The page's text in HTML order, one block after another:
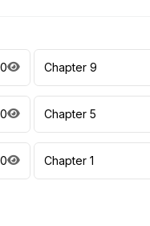
0 Chapter 9
0 Chapter 5
0 Chapter 1